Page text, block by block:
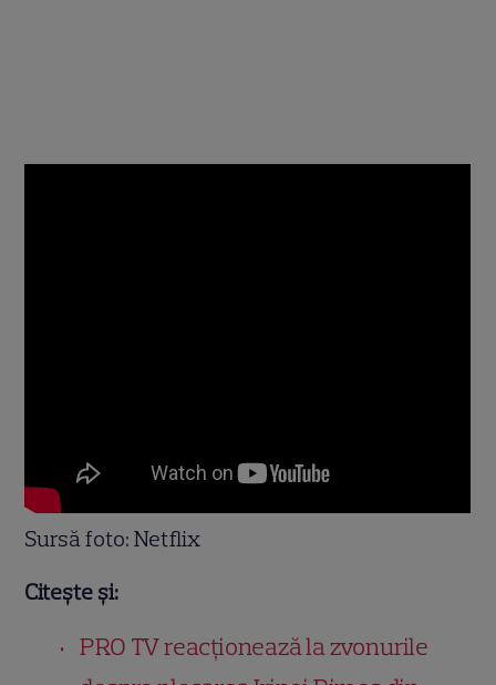
Sursă foto: Netflix
Citește și:
PRO TV reacționează la zvonurile